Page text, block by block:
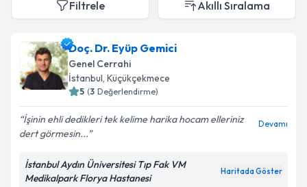
Filtrele Akıllı Sıralama
Doç. Dr. Eyüp Gemici
Genel Cerrahi
İstanbul, Küçükçekmece
5 (3 Değerlendirme)
İşinin ehli dedikleri tek kelime harika hocam elleriniz
dert görmesin...
Devamı
İstanbul Aydın Üniversitesi Tıp Fak VM
Medikalpark Florya Hastanesi
Haritada Göster